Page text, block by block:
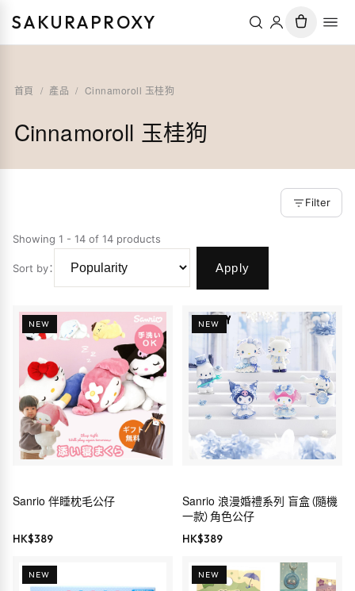
SAKURAPROXY
首頁 / 產品 / Cinnamoroll 玉桂狗
Cinnamoroll 玉桂狗
Filter
Showing 1 - 14 of 14 products
Sort by： Apply
NEW
Sanrio 伴睡枕毛公仔
HK$389
NEW
Sanrio 浪漫婚禮系列 盲盒（隨機
一款）角色公仔
HK$389
NEW NEW